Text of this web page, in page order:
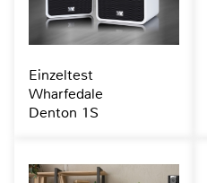
Einzeltest
Wharfedale
Denton 1S